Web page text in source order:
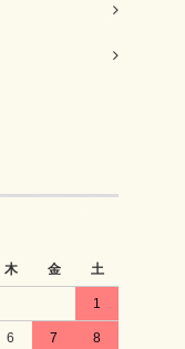
木 金 土
1
6 7 8